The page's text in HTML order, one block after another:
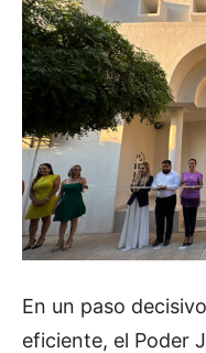
En un paso
eficiente, el Poder